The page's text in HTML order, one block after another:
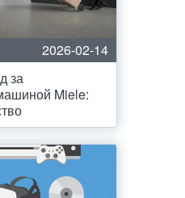
2026-02-14
за
Miele: